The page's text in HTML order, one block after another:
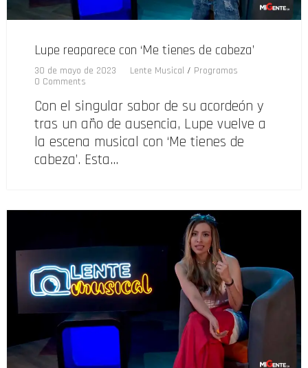
Lupe reaparece con ‘Me tienes de cabeza’
30 de mayo de 2023 Lente Musical / Programas
0 Comments
Con el singular sabor de su acordeón y
tras un año de ausencia, Lupe vuelve a
la escena musical con ‘Me tienes de
cabeza’. Esta…